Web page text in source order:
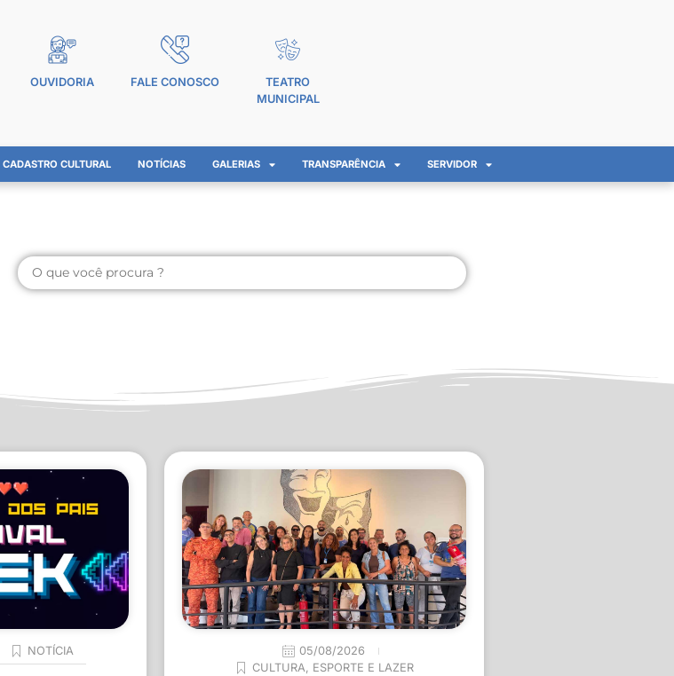
OUVIDORIA FALE CONOSCO
TEATRO
MUNICIPAL
CADASTRO CULTURAL NOTÍCIAS GALERIAS TRANSPARÊNCIA SERVIDOR
NOTÍCIA
05/08/2026
CULTURA, ESPORTE E LAZER